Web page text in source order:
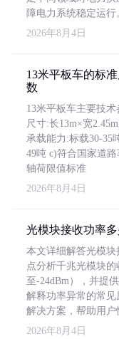
障电力系统稳定运行
2026年8月4日
13米平板车的标
数
13米平板车主要技
尺寸:长13m×宽
承载能力:标载30-35
49吨 c)符合国家道
轴荷限值标准
2026年8月4日
光模块接收功率
本文详细解答光模
点分析千兆光模块
至-24dBm），并提
解释功率异常的常
解决方案，帮助用户
2026年8月4日